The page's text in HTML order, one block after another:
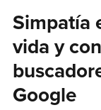
Simpatía
vida y
Google